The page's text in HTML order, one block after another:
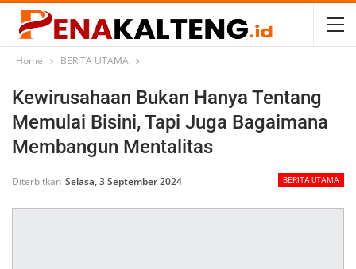
Home BERITA UTAMA
Kewirusahaan Bukan Hanya Tentang
Memulai Bisini, Tapi Juga Bagaimana
Membangun Mentalitas
BERITA UTAMA
Diterbitkan Selasa, 3 September 2024